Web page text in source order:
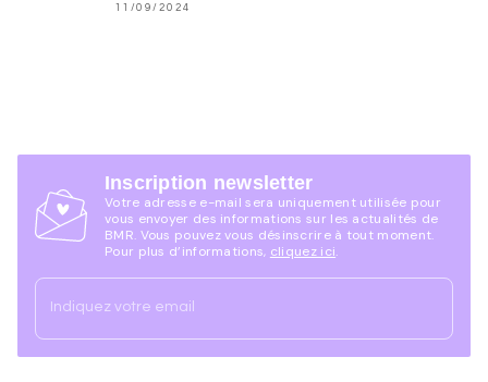
11/09/2024
Inscription newsletter
Votre adresse e-mail sera uniquement utilisée pour
vous envoyer des informations sur les actualités de
BMR. Vous pouvez vous désinscrire à tout moment.
Pour plus d’informations, cliquez ici.
Indiquez votre email